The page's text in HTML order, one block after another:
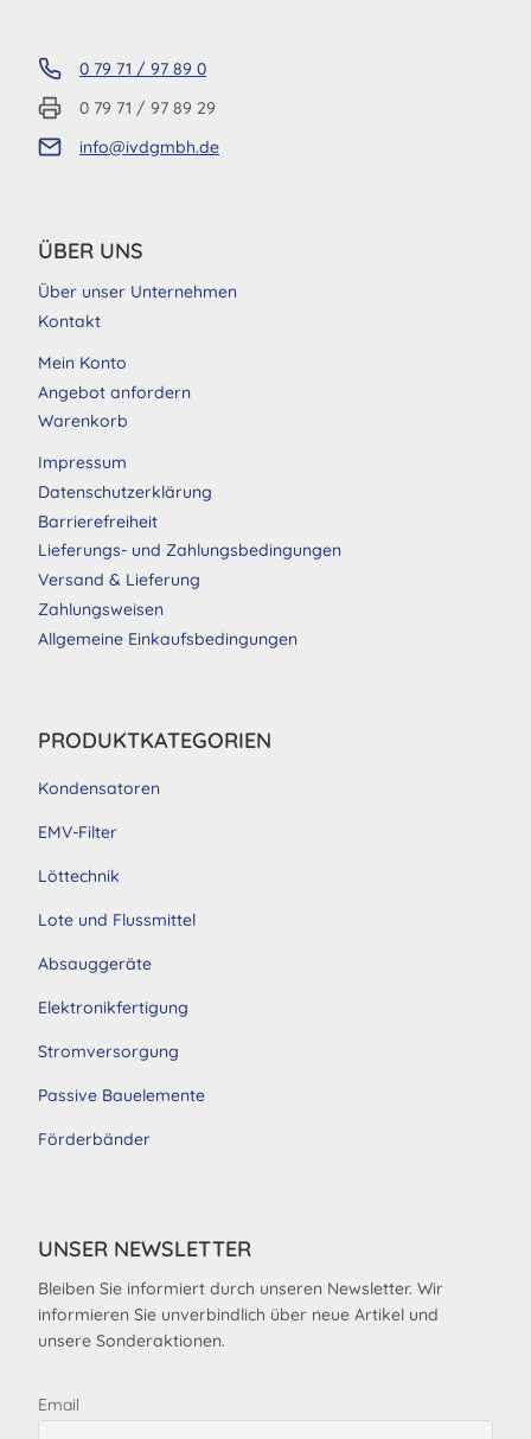
0 79 71 / 97 89 0
0 79 71 / 97 89 29
info@ivdgmbh.de
ÜBER UNS
Über unser Unternehmen
Kontakt
Mein Konto
Angebot anfordern
Warenkorb
Impressum
Datenschutzerklärung
Barrierefreiheit
Lieferungs- und Zahlungsbedingungen
Versand & Lieferung
Zahlungsweisen
Allgemeine Einkaufsbedingungen
PRODUKTKATEGORIEN
Kondensatoren
EMV-Filter
Löttechnik
Lote und Flussmittel
Absauggeräte
Elektronikfertigung
Stromversorgung
Passive Bauelemente
Förderbänder
UNSER NEWSLETTER
Bleiben Sie informiert durch unseren Newsletter. Wir
informieren Sie unverbindlich über neue Artikel und
unsere Sonderaktionen.
Email